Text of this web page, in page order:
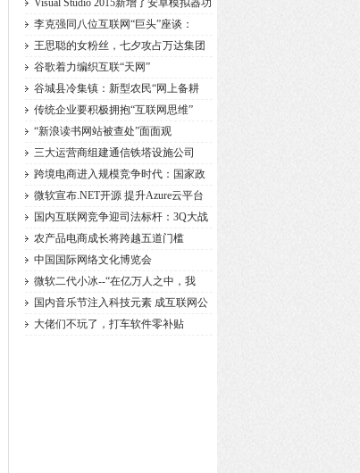
Visual Studio 2015新增了安卓模拟器功
能
李克强同八位互联网“巨头”座谈：
王思聪的女粉丝，七夕攻占万达集团
谷歌着力编织互联“天网”
谷城县冷集镇：新型农民“网上备耕
传统企业要积极拥抱“互联网思维”
“新浪读书网站被查处”面面观
三大运营商组建通信铁塔设施公司
跨境电商进入规模竞争时代：国家政
微软宣布.NET开源 提升Azure云平台
的竞
国内互联网竞争迎司法标杆：3Q大战
农产品电商成长将跨越五道门槛
中国国际网络文化博览会
微软二代小冰--“在亿万人之中，我
国内音乐节注入科技元素 成互联网公
大佬们不玩了，打车软件零补贴